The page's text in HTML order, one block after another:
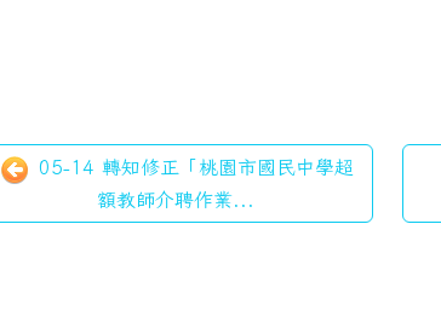
05-14 轉知修正「桃園市國民中學超
額教師介聘作業...